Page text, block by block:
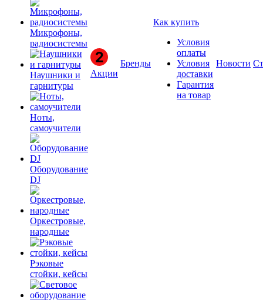
Микрофоны,
радиосистемы
Наушники и
гарнитуры
Ноты,
самоучители
Оборудование
DJ
Оркестровые,
народные
Рэковые
стойки, кейсы
Акции
Бренды
Как купить
Условия
оплаты
Условия
доставки
Гарантия
на товар
Новости